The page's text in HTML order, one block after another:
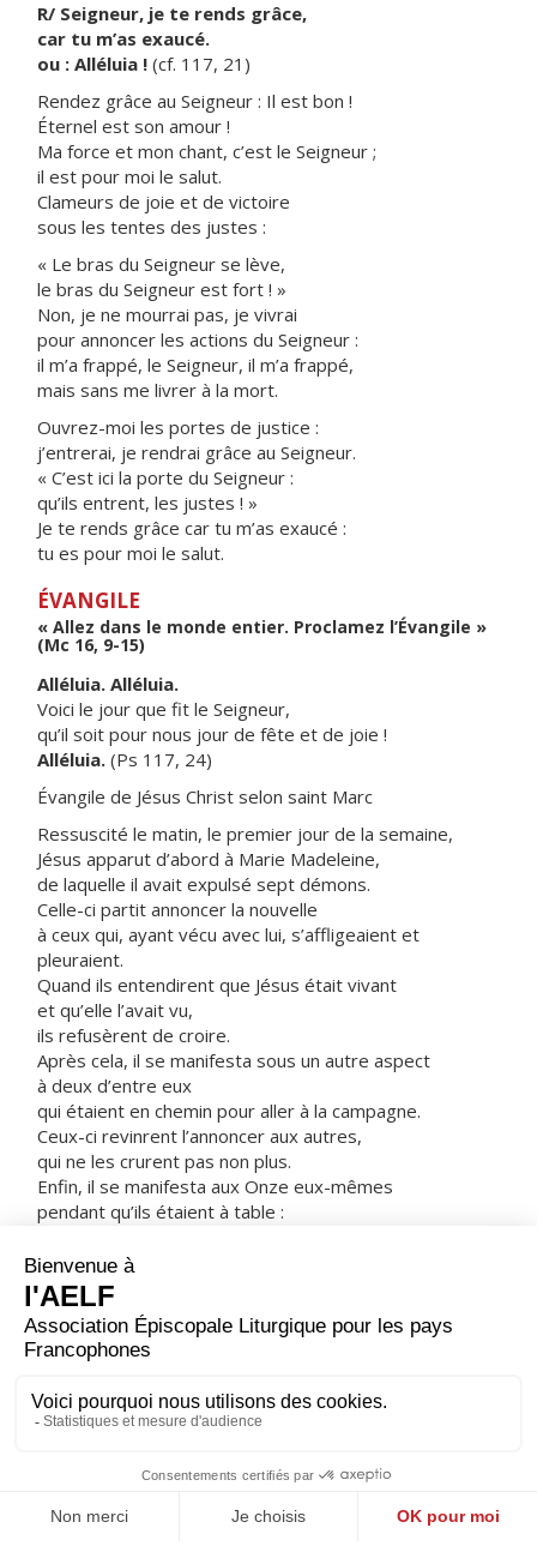
R/ Seigneur, je te rends grâce,
car tu m’as exaucé.
ou : Alléluia ! (cf. 117, 21)
Rendez grâce au Seigneur : Il est bon !
Éternel est son amour !
Ma force et mon chant, c’est le Seigneur ;
il est pour moi le salut.
Clameurs de joie et de victoire
sous les tentes des justes :
« Le bras du Seigneur se lève,
le bras du Seigneur est fort ! »
Non, je ne mourrai pas, je vivrai
pour annoncer les actions du Seigneur :
il m’a frappé, le Seigneur, il m’a frappé,
mais sans me livrer à la mort.
Ouvrez-moi les portes de justice :
j’entrerai, je rendrai grâce au Seigneur.
« C’est ici la porte du Seigneur :
qu’ils entrent, les justes ! »
Je te rends grâce car tu m’as exaucé :
tu es pour moi le salut.
ÉVANGILE
« Allez dans le monde entier. Proclamez l’Évangile »
(Mc 16, 9-15)
Alléluia. Alléluia.
Voici le jour que fit le Seigneur,
qu’il soit pour nous jour de fête et de joie !
Alléluia. (Ps 117, 24)
Évangile de Jésus Christ selon saint Marc
Ressuscité le matin, le premier jour de la semaine,
Jésus apparut d’abord à Marie Madeleine,
de laquelle il avait expulsé sept démons.
Celle-ci partit annoncer la nouvelle
à ceux qui, ayant vécu avec lui, s’affligeaient et
pleuraient.
Quand ils entendirent que Jésus était vivant
et qu’elle l’avait vu,
ils refusèrent de croire.
Après cela, il se manifesta sous un autre aspect
à deux d’entre eux
qui étaient en chemin pour aller à la campagne.
Ceux-ci revinrent l’annoncer aux autres,
qui ne les crurent pas non plus.
Enfin, il se manifesta aux Onze eux-mêmes
pendant qu’ils étaient à table :
cœurs
parce qu’ils n’avaient pas cru
ceux qui l’avaient contemplé ressuscité.
Puis il leur dit :
« Allez dans le monde entier.
Proclamez l’Évangile à toute la création. »
– Acclamons la Parole de Dieu.